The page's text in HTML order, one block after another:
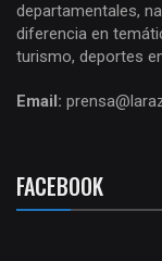
departamentales,
diferencia en
turismo, deportes
Email:
FACEBOOK